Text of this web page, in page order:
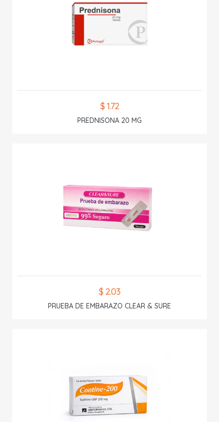
$ 1.72
PREDNISONA 20 MG
$ 2.03
PRUEBA DE EMBARAZO CLEAR & SURE